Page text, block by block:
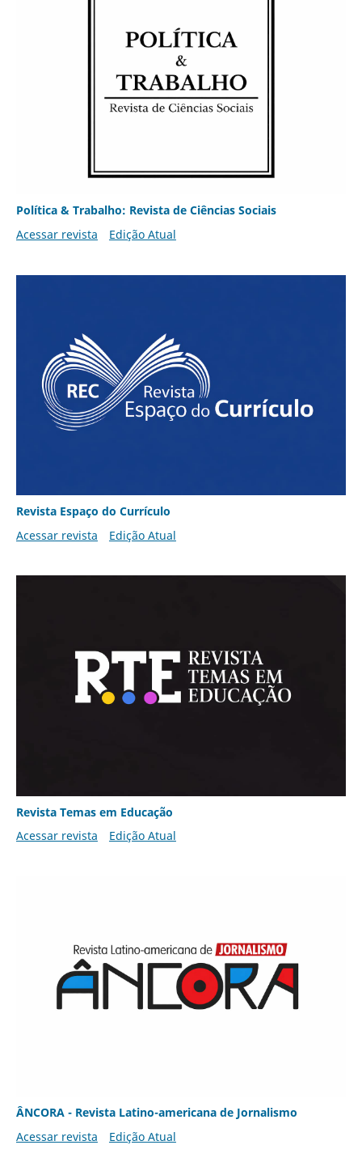
Política & Trabalho: Revista de Ciências Sociais
Acessar revista
Edição Atual
Revista Espaço do Currículo
Acessar revista
Edição Atual
Revista Temas em Educação
Acessar revista
Edição Atual
ÂNCORA - Revista Latino-americana de Jornalismo
Acessar revista
Edição Atual